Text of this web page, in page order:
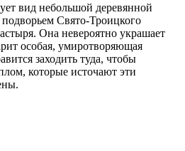
вид небольшой деревянной
подворьем Свято-Троицкого
Она невероятно украшает
особая, умиротворяющая
заходить туда, чтобы
которые источают эти